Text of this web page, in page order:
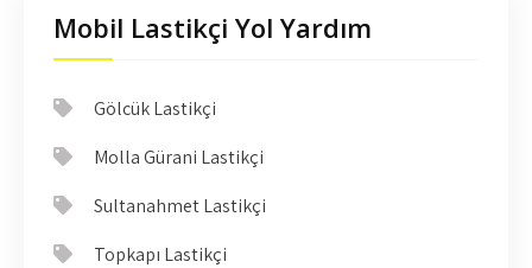
Mobil Lastikçi Yol Yardım
Gölcük Lastikçi
Molla Gürani Lastikçi
Sultanahmet Lastikçi
Topkapı Lastikçi